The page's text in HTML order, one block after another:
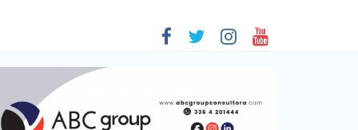
viajaron por el país, un 5,9% más que en 2025